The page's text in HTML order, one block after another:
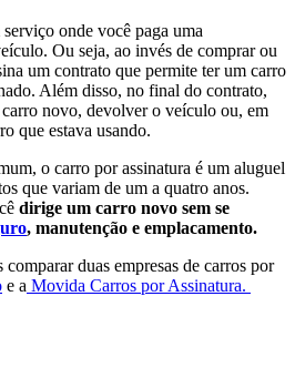
serviço onde você paga uma
Ou seja, ao invés de comprar ou
um contrato que permite ter um carro
Além disso, no final do contrato,
novo, devolver o veículo ou, em
que estava usando.
o carro por assinatura é um aluguel
que variam de um a quatro anos.
dirige um carro novo sem se
, manutenção e emplacamento.
duas empresas de carros por
e a Movida Carros por Assinatura.